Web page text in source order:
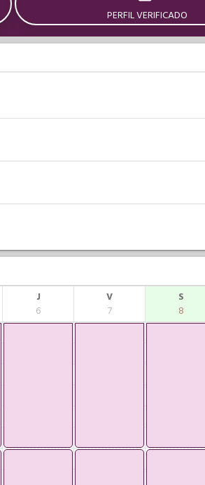
PERFIL VERIFICADO
J
6
V
7
S
8